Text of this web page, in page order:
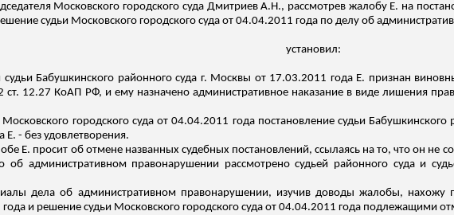
Московского городского суда Дмитриев А.Н., рассмотрев жалобу Е. на
судьи Московского городского суда от 04.04.2011 года по делу об
установил:
судьи Бабушкинского районного суда г. Москвы от 17.03.2011 года Е. признан
ст. 12.27 КоАП РФ, и ему назначено административное наказание в виде лишения
городского суда от 04.04.2011 года постановление судьи
- без удовлетворения.
Е. просит об отмене названных судебных постановлений, ссылаясь на то, что он не
об административном правонарушении рассмотрено судьей районного суда и
дела об административном правонарушении, изучив доводы жалобы, нахожу
и решение судьи Московского городского суда от 04.04.2011 года подлежащими